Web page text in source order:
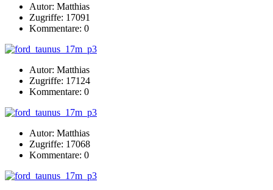
Autor: Matthias
Zugriffe: 17091
Kommentare: 0
Autor: Matthias
Zugriffe: 17124
Kommentare: 0
Autor: Matthias
Zugriffe: 17068
Kommentare: 0